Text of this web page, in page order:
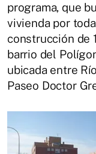
programa, que
vivienda por
construcción de
barrio del
ubicada entre
Paseo Doctor